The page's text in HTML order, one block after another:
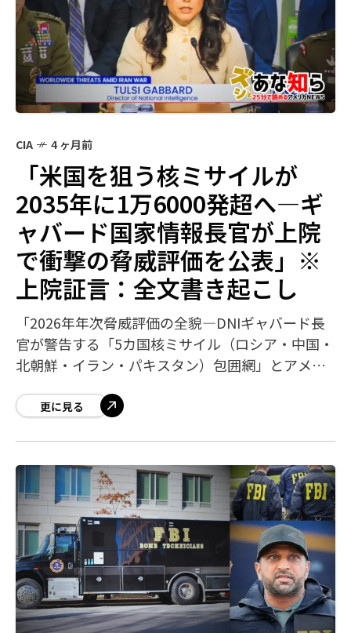
CIA 4 ヶ月前
「米国を狙う核ミサイルが
2035年に1万6000発超へ—ギ
ャバード国家情報長官が上院
で衝撃の脅威評価を公表」※
上院証言：全文書き起こし
「2026年年次脅威評価の全貌—DNIギャバード長
官が警告する「5カ国核ミサイル（ロシア・中国・
北朝鮮・イラン・パキスタン）包囲網」とアメリ
ー・ギャバード長官は2026年の
更に見る